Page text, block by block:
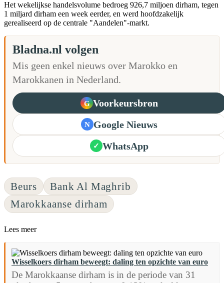
Het wekelijkse handelsvolume bedroeg 926,7 miljoen dirham, tegen
1 miljard dirham een week eerder, en werd hoofdzakelijk
gerealiseerd op de centrale "Aandelen"-markt.
Bladna.nl volgen
Mis geen enkel nieuws over Marokko en
Marokkanen in Nederland.
G Voorkeursbron
N Google Nieuws
✓ WhatsApp
Beurs
Bank Al Maghrib
Marokkaanse dirham
Lees meer
Wisselkoers dirham beweegt: daling ten opzichte van euro
De Marokkaanse dirham is in de periode van 31